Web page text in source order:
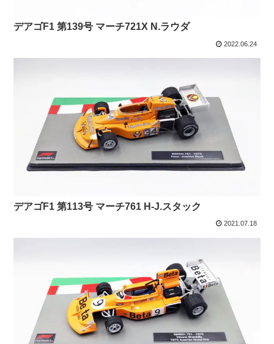
デアゴF1 第139号 マーチ721X N.ラウダ
2022.06.24
デアゴF1 第113号 マーチ761 H-J.スタック
2021.07.18